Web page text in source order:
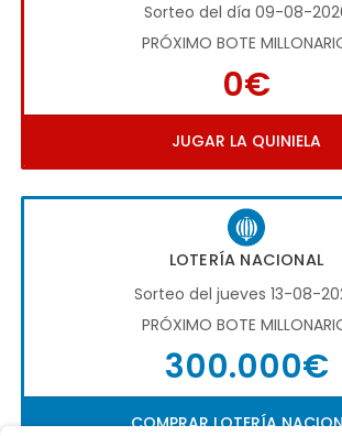
Sorteo del día 09-08-
PRÓXIMO BOTE
0€
JUGAR LA QUINIELA
LOTERÍA NACIONAL
Sorteo del jueves 13-08-
PRÓXIMO BOTE
300.000€
COMPRAR LOTERÍA